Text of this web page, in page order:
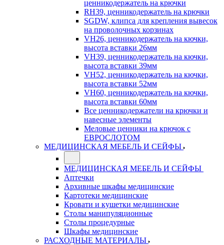
ценникодержатель на крючки
RH39, ценникодержатель на крючки
SGDW, клипса для крепления вывесок
на проволочных корзинах
VH26, ценникодержатель на кючки,
высота вставки 26мм
VH39, ценникодержатель на кючки,
высота вставки 39мм
VH52, ценникодержатель на кючки,
высота вставки 52мм
VH60, ценникодержатель на кючки,
высота вставки 60мм
Все ценникодержатели на крючки и
навесные элементы
Меловые ценники на крючок с
ЕВРОСЛОТОМ
МЕДИЦИНСКАЯ МЕБЕЛЬ И СЕЙФЫ
МЕДИЦИНСКАЯ МЕБЕЛЬ И СЕЙФЫ
Аптечки
Архивные шкафы медицинские
Картотеки медицинские
Кровати и кушетки медицинские
Столы манипуляционные
Столы процедурные
Шкафы медицинские
РАСХОДНЫЕ МАТЕРИАЛЫ